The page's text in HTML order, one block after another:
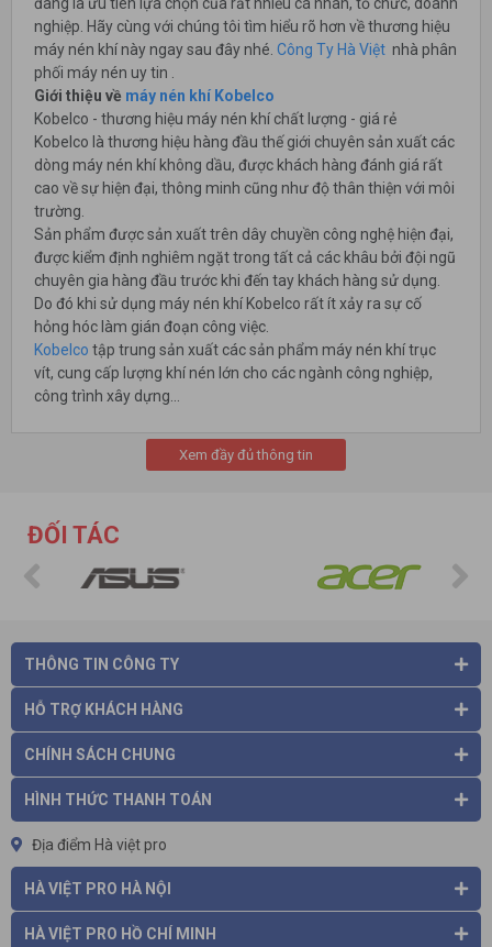
đang là ưu tiên lựa chọn của rất nhiều cá nhân, tổ chức, doanh
nghiệp. Hãy cùng với chúng tôi tìm hiểu rõ hơn về thương hiệu
máy nén khí này ngay sau đây nhé. Công Ty Hà Việt nhà phân
phối máy nén uy tin .
Giới thiệu về máy nén khí Kobelco
Kobelco - thương hiệu máy nén khí chất lượng - giá rẻ
Kobelco là thương hiệu hàng đầu thế giới chuyên sản xuất các
dòng máy nén khí không dầu, được khách hàng đánh giá rất
cao về sự hiện đại, thông minh cũng như độ thân thiện với môi
trường.
Sản phẩm được sản xuất trên dây chuyền công nghệ hiện đại,
được kiểm định nghiêm ngặt trong tất cả các khâu bởi đội ngũ
chuyên gia hàng đầu trước khi đến tay khách hàng sử dụng.
Do đó khi sử dụng máy nén khí Kobelco rất ít xảy ra sự cố
hỏng hóc làm gián đoạn công việc.
Kobelco tập trung sản xuất các sản phẩm máy nén khí trục
vít, cung cấp lượng khí nén lớn cho các ngành công nghiệp,
công trình xây dựng…
Máy nén khí trục vít không dầuKobelcosử dụng đầu nén khí
theo công nghệ Nhật Bản giúp máy có thể hoạt động ở công
Máy nén khí không dầu trục vít Kobelco FE: loại máy này được
việc cao, tối ưu tuyệt đối trong vấn đề sinh thái. Đặc biệt sản
Máy nén khí trục vít ngâm dầu Kobelco : là sự kết hợp giữa kỹ
thuật motor hiện đại và công nghệ biến tần siêu bền nên máy
có hiệu suất làm việc cao và tiết kiệm điện năng.
Máy nén khí trục vít ngâm dầu Kobelco : so với những dòng
máy trên thì tiết kiệm điện năng hơn nhờ hai chế độ chạy tải và
không tải.
Phương pháp lọc tách dầu như sau: trong buồng nén, hỗn hợp
bằng lực ly tâm. Sau đó hỗn hợp tiếp tục được tách bằng
trọng lực. Dầu văng do lực ly tâm sẽ được kéo xuống đáy bình,
tại đây có một thanh nam châm tách dầu lọc bụi kim loại có
Các lõi tách được tích hợp trên đỉnh bình dầu được làm bằng
Xem đầy đủ thông tin
ĐỐI TÁC
THÔNG TIN CÔNG TY
HỖ TRỢ KHÁCH HÀNG
CHÍNH SÁCH CHUNG
HÌNH THỨC THANH TOÁN
Địa điểm Hà việt pro
HÀ VIỆT PRO HÀ NỘI
HÀ VIỆT PRO HỒ CHÍ MINH